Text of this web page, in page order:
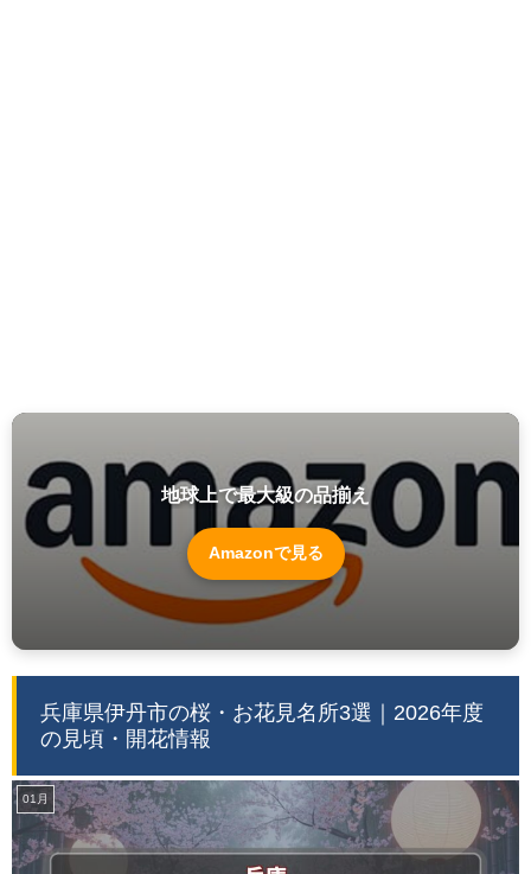
地球上で最大級の品揃え
Amazonで見る
兵庫県伊丹市の桜・お花見名所3選｜2026年度
の見頃・開花情報
01月